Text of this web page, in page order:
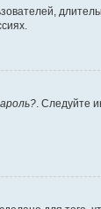
. Следуйте